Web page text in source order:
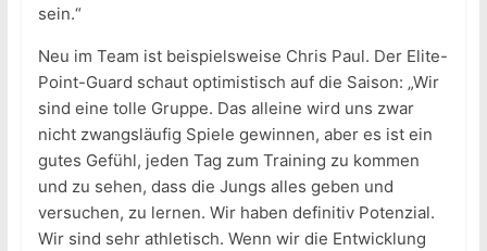
sein.“
Neu im Team ist beispielsweise Chris Paul. Der Elite-
Point-Guard schaut optimistisch auf die Saison: „Wir
sind eine tolle Gruppe. Das alleine wird uns zwar
nicht zwangsläufig Spiele gewinnen, aber es ist ein
gutes Gefühl, jeden Tag zum Training zu kommen
und zu sehen, dass die Jungs alles geben und
versuchen, zu lernen. Wir haben definitiv Potenzial.
Wir sind sehr athletisch. Wenn wir die Entwicklung